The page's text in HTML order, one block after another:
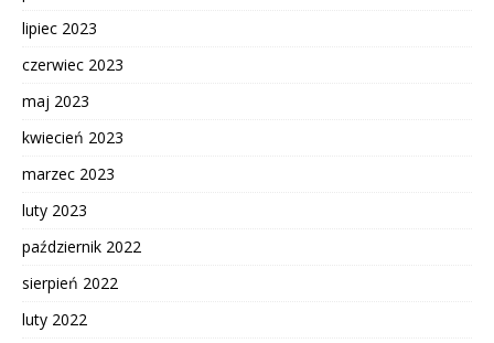
lipiec 2023
czerwiec 2023
maj 2023
kwiecień 2023
marzec 2023
luty 2023
październik 2022
sierpień 2022
luty 2022